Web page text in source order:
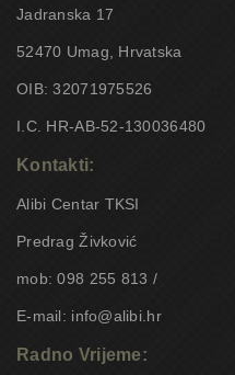
Jadranska 17
52470 Umag, Hrvatska
OIB: 32071975526
I.C. HR-AB-52-130036480
Kontakti:
Alibi Centar TKSI
Predrag Živković
mob: 098 255 813 /
E-mail: info@alibi.hr
Radno Vrijeme: